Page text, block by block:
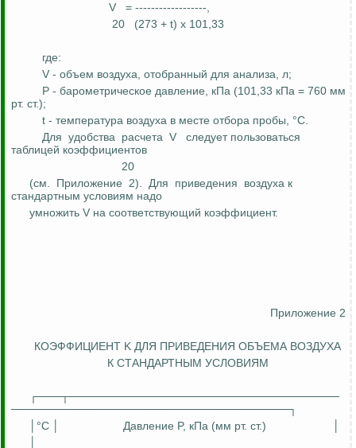
V
= ------------------,
20
(273 + t) х 101,33
где:
V - объем воздуха, отобранный для анализа, л;
P - барометрическое давление, кПа (101,33 кПа = 760 мм
рт. ст.);
t - температура воздуха в месте отбора пробы, °C.
Для удобства расчета V
следует пользоваться
таблицей коэффициентов
20
(см.
Приложение 2). Для приведения
воздуха к
стандартным условиям надо
умножить V на соответствующий коэффициент.
Приложение 2
КОЭФФИЦИЕНТ K ДЛЯ ПРИВЕДЕНИЯ ОБЪЕМА ВОЗДУХА
К СТАНДАРТНЫМ УСЛОВИЯМ
┌───┬──────────────────────────────────
───────────────────────────────────┐
│°C │
Давление P, кПа (мм рт. ст.)